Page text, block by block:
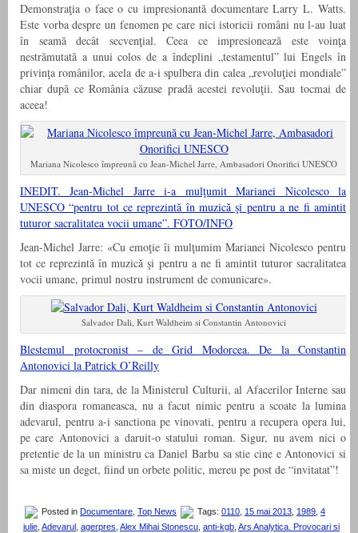
Demonstraţia o face o cu impresionantă documentare Larry L. Watts.
Este vorba despre un fenomen pe care nici istoricii români nu l-au luat
în seamă decât secvenţial. Ceea ce impresionează este voinţa
nestrămutată a unui colos de a îndeplini „testamentul” lui Engels în
privinţa românilor, acela de a-i spulbera din calea „revoluţiei mondiale”
chiar după ce România căzuse pradă acestei revoluţii. Sau tocmai de
aceea!
Mariana Nicolesco împreună cu Jean-Michel Jarre, Ambasadori Onorifici UNESCO
INEDIT. Jean-Michel Jarre i-a mulţumit Marianei Nicolesco la
UNESCO “pentru tot ce reprezintă în muzică şi pentru a ne fi amintit
tuturor sacralitatea vocii umane”. FOTO/INFO
Jean-Michel Jarre: «Cu emoţie îi mulţumim Marianei Nicolesco pentru
tot ce reprezintă în muzică şi pentru a ne fi amintit tuturor sacralitatea
vocii umane, primul nostru instrument de comunicare».
Salvador Dali, Kurt Waldheim si Constantin Antonovici
Blestemul protocronist – de Grid Modorcea. De la Constantin
Antonovici la Patrick O’Reilly
Dar nimeni din tara, de la Ministerul Culturii, al Afacerilor Interne sau
din diaspora romaneasca, nu a facut nimic pentru a scoate la lumina
adevarul, pentru a-i sanctiona pe vinovati, pentru a recupera opera lui,
pe care Antonovici a daruit-o statului roman. Sigur, nu avem nici o
pretentie de la un ministru ca Daniel Barbu sa stie cine e Antonovici si
sa miste un deget, fiind un orbete politic, mereu pe post de “invitatat”!
Posted in Documentare Top News Tags: 0110 15 mai 2013 1989 4
iulie, Adevarul , agerpres, Alex Mihai Stonescu, anti-kgb, Ars Analytica. Provocari si